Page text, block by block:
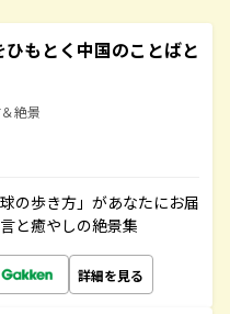
もとく中国のことばと
絶景
の歩き方」があなたにお届
と癒やしの絶景集
詳細を見る